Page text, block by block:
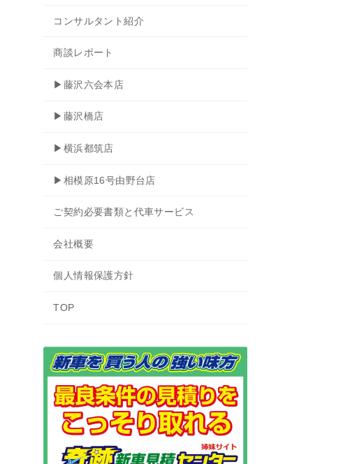
コンサルタント紹介
商談レポート
▶藤沢六会本店
▶藤沢橋店
▶横浜都筑店
▶相模原16号由野台店
ご契約必要書類と代車サービス
会社概要
個人情報保護方針
TOP